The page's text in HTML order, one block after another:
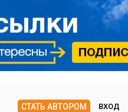
СТАТЬ АВТОРОМ ВХОД